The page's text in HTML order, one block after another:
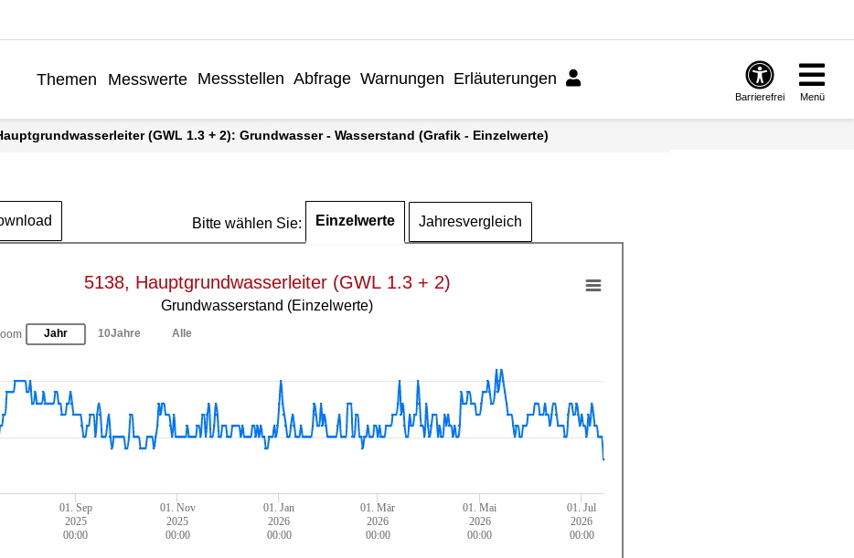
Themen Messwerte Messstellen Abfrage Warnungen Erläuterungen
Barrierefrei Menü
(GWL 1.3 + 2): Grundwasser - Wasserstand (Grafik - Einzelwerte)
Bitte wählen Sie: Einzelwerte Jahresvergleich
5138, Hauptgrundwasserleiter (GWL 1.3 + 2)
Grundwasserstand (Einzelwerte)
01. Sep
2025
00:00
01. Nov
2025
00:00
01. Jan
2026
00:00
01. Mär
2026
00:00
01. Mai
2026
00:00
01. Jul
2026
00:00
Jahr 10Jahre Alle